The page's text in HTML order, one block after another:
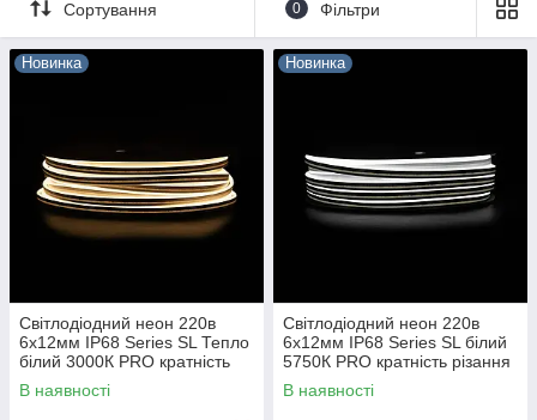
Сортування 0 Фільтри
Новинка
Світлодіодний неон 220в
6х12мм IP68 Series SL Тепло
білий 3000К PRO кратність
різання 1м Prolum 160021
В наявності
Новинка
Світлодіодний неон 220в
6х12мм IP68 Series SL білий
5750К PRO кратність різання
1м Prolum 160020
В наявності